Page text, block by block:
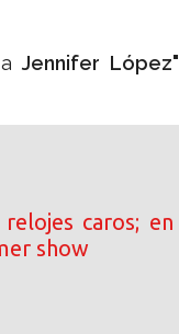
Jennifer López"
caros; en
show